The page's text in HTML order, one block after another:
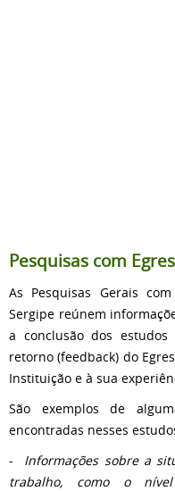
Pesquisas com
As Pesquisas Gerais
Sergipe reúnem
a conclusão dos
retorno (feedback) do
Instituição e à sua
São exemplos de
encontradas nesses
- Informações sobre a
trabalho, como o